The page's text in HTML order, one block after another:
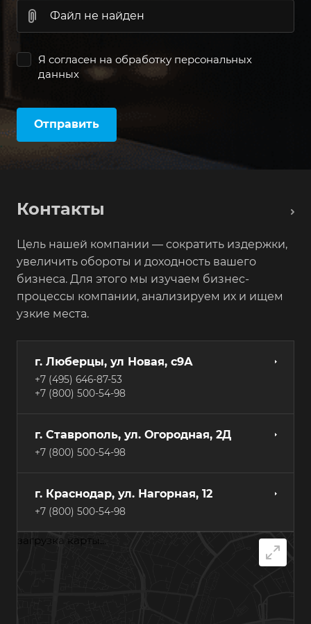
Файл не найден
Я согласен на обработку персональных
данных
Отправить
Контакты
Цель нашей компании — сократить издержки,
увеличить обороты и доходность вашего
бизнеса. Для этого мы изучаем бизнес-
процессы компании, анализируем их и ищем
узкие места.
г. Люберцы, ул Новая, с9А
+7 (495) 646-87-53
+7 (800) 500-54-98
г. Ставрополь, ул. Огородная, 2Д
+7 (800) 500-54-98
г. Краснодар, ул. Нагорная, 12
+7 (800) 500-54-98
загрузка карты...